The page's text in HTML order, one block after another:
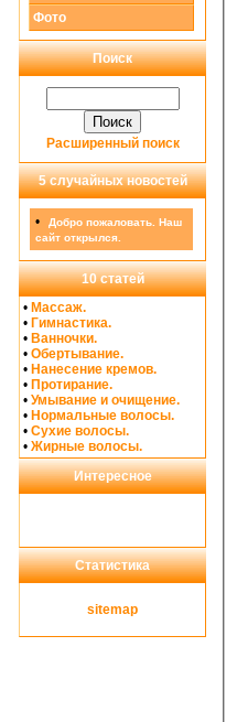
Фото
Поиск
Расширенный поиск
5 случайных новостей
•
Добро пожаловать. Наш
сайт открылся.
10 статей
• Массаж.
• Гимнастика.
• Ванночки.
• Обертывание.
• Нанесение кремов.
• Протирание.
• Умывание и очищение.
• Нормальные волосы.
• Сухие волосы.
• Жирные волосы.
Интересное
Статистика
sitemap